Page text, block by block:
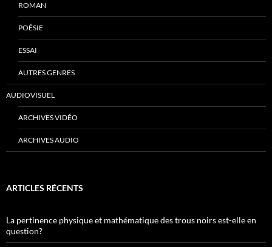
ROMAN
POÉSIE
ESSAI
AUTRES GENRES
AUDIOVISUEL
ARCHIVES VIDÉO
ARCHIVES AUDIO
ARTICLES RÉCENTS
La pertinence physique et mathématique des trous noirs est-elle en
question?